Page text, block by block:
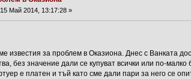
15 Май 2014, 13:17:28 »
известия за проблем в Оказиона. Днес с Ванката
без значение дали се купуват всички или по-
е платен и тъй като сме дали пари за него се